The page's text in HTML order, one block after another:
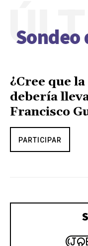
Sondeo
¿Cree que
debería
Francisco
PARTICIPAR